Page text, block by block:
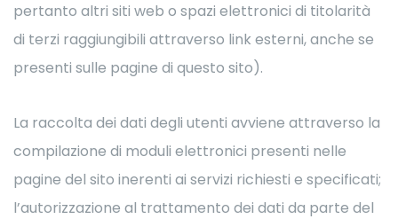
pertanto altri siti web o spazi elettronici di titolarità
di terzi raggiungibili attraverso link esterni, anche se
presenti sulle pagine di questo sito).
La raccolta dei dati degli utenti avviene attraverso la
compilazione di moduli elettronici presenti nelle
pagine del sito inerenti ai servizi richiesti e specificati;
l’autorizzazione al trattamento dei dati da parte del